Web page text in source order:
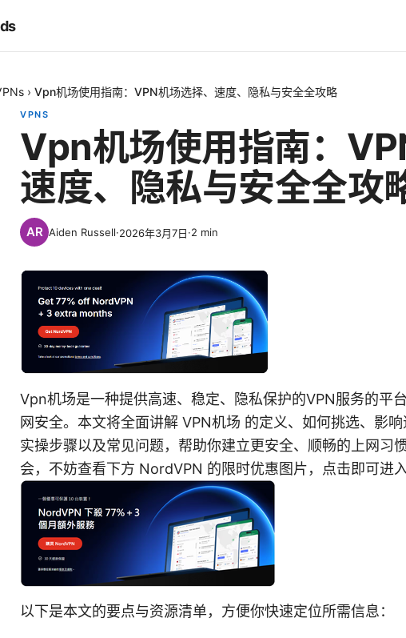
› Vpn机场使用指南：VPN机场选择、速度、隐私与安全全攻略
VPNS
Vpn机场使用指南：
速度、隐私与安全全攻
Aiden Russell·2026年3月7日·2 min
Vpn机场是一种提供高速、稳定、隐私保护的VPN服务的平
网安全。本文将全面讲解 VPN机场 的定义、如何挑选、影响
实操步骤以及常见问题，帮助你建立更安全、顺畅的上网习
会，不妨查看下方 NordVPN 的限时优惠图片，点击即可进入
以下是本文的要点与资源清单，方便你快速定位所需信息：